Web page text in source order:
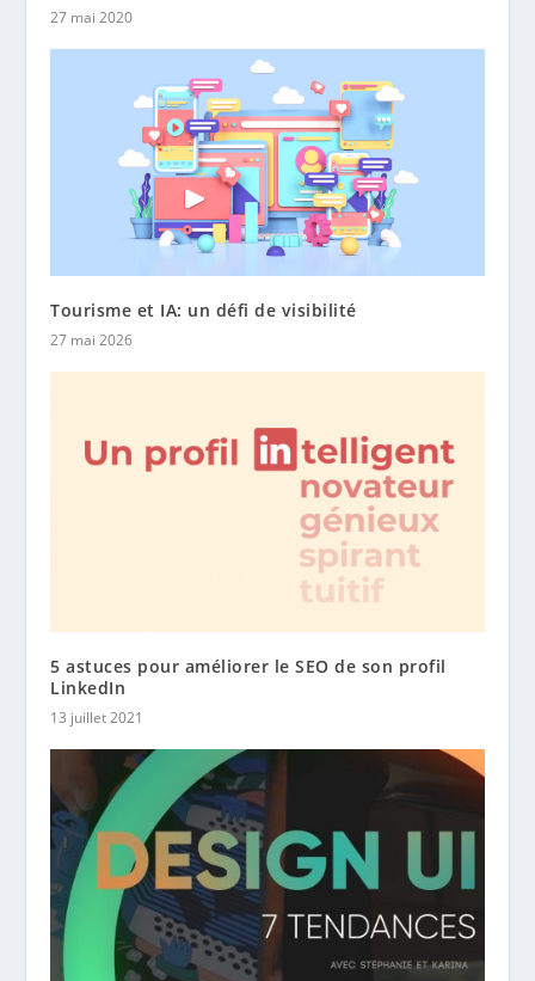
27 mai 2020
Tourisme et IA: un défi de visibilité
27 mai 2026
5 astuces pour améliorer le SEO de son profil
LinkedIn
13 juillet 2021